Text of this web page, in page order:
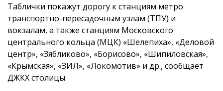
Таблички покажут дорогу к станциям метро
транспортно-пересадочным узлам (ТПУ) и
вокзалам, а также станциям Московского
центрального кольца (МЦК) «Шелепиха», «Деловой
центр», «Зябликово», «Борисово», «Шипиловская»,
«Крымская», «ЗИЛ», «Локомотив» и др., сообщает
ДЖКХ столицы.